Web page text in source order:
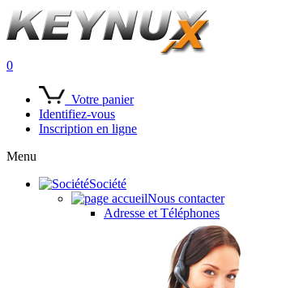
0
Votre panier
Identifiez-vous
Inscription en ligne
Menu
Société
Nous contacter
Adresse et Téléphones